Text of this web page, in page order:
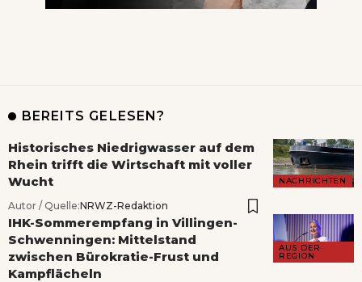
BEREITS GELESEN?
NACHRICHTEN
Historisches Niedrigwasser auf dem
Rhein trifft die Wirtschaft mit voller
Wucht
Autor / Quelle:NRWZ-Redaktion
AUS DER
REGION
IHK-Sommerempfang in Villingen-
Schwenningen: Mittelstand
zwischen Bürokratie-Frust und
Kampflächeln